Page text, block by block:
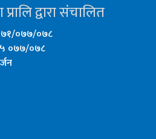
द्वारा संचालित
०७७/०७८
०७७/०७८